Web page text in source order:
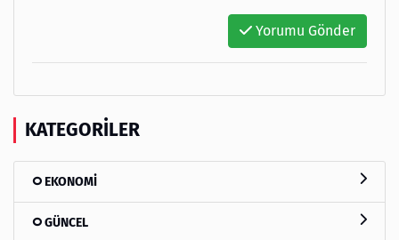
Yorumu Gönder
KATEGORILER
EKONOMİ
GÜNCEL